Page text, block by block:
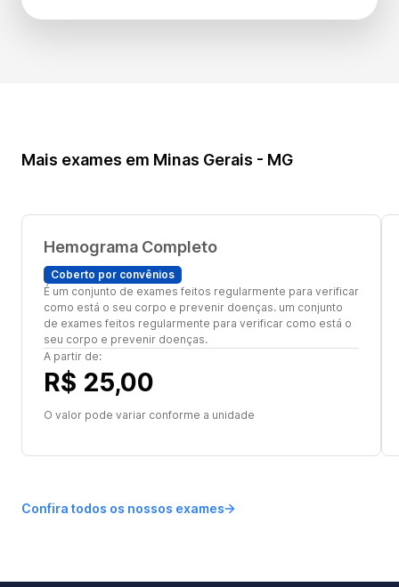
Mais exames em Minas Gerais - MG
Hemograma Completo
Coberto por convênios
É um conjunto de exames feitos regularmente para verificar
como está o seu corpo e prevenir doenças. um conjunto
de exames feitos regularmente para verificar como está o
seu corpo e prevenir doenças.
A partir de:
R$ 25,00
O valor pode variar conforme a unidade
Confira todos os nossos exames